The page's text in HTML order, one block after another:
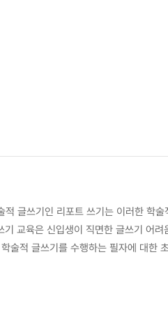
글쓰기인 리포트 쓰기는 이러한 학술
술적 글쓰기를 수행하는 필자에 대한
을 해결하기 위해 사용하는 전략은 무
생 필자의 글쓰기 어려움과 글쓰기 전